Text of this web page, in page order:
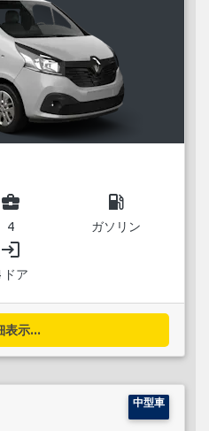
business_center
4
local_gas_station
ガソリン
login
ドア
表示...
中型車